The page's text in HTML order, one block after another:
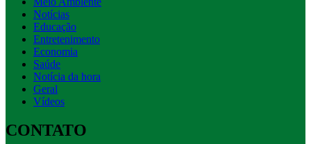
Notícias
Educação
Entretenimento
Economia
Saúde
Notícia da hora
Geral
Vídeos
CONTATO